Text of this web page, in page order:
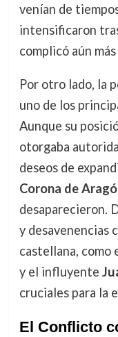
venían de
intensificaron
complicó aún
Por otro lado, la
uno de los
Aunque su
otorgaba
deseos de
Corona de
desaparecieron.
y desavenencias
castellana, como
y el influyente
cruciales para la
El Conflicto